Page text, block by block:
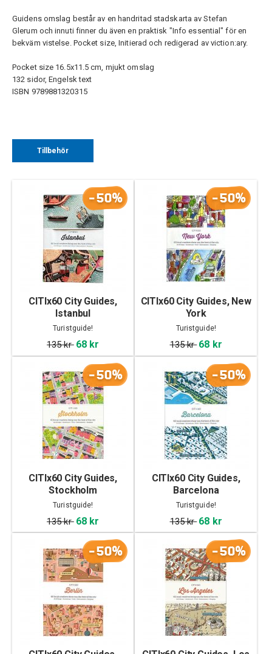
Guidens omslag består av en handritad stadskarta av Stefan
Glerum och innuti finner du även en praktisk "Info essential" för en
bekväm vistelse. Pocket size, Initierad och redigerad av viction:ary.
Pocket size 16.5x11.5 cm, mjukt omslag
132 sidor, Engelsk text
ISBN 9789881320315
Tillbehör
-50%
CITIx60 City Guides,
Istanbul
Turistguide!
135 kr 68 kr
-50%
CITIx60 City Guides, New
York
Turistguide!
135 kr 68 kr
-50%
CITIx60 City Guides,
Stockholm
Turistguide!
135 kr 68 kr
-50%
CITIx60 City Guides,
Barcelona
Turistguide!
135 kr 68 kr
-50% -50%